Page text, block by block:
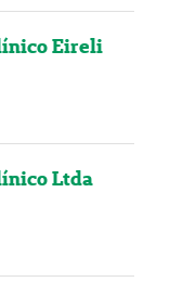
Eireli
Ltda